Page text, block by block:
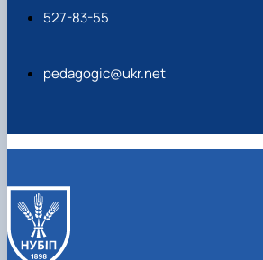
527-83-55
pedagogic@ukr.net